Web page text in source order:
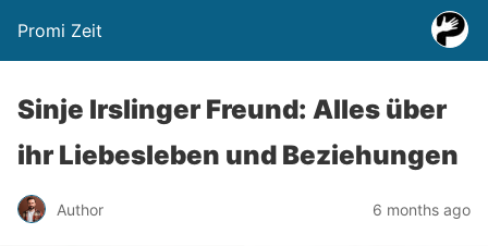
Promi Zeit
Sinje Irslinger Freund: Alles über
ihr Liebesleben und Beziehungen
Author 6 months ago